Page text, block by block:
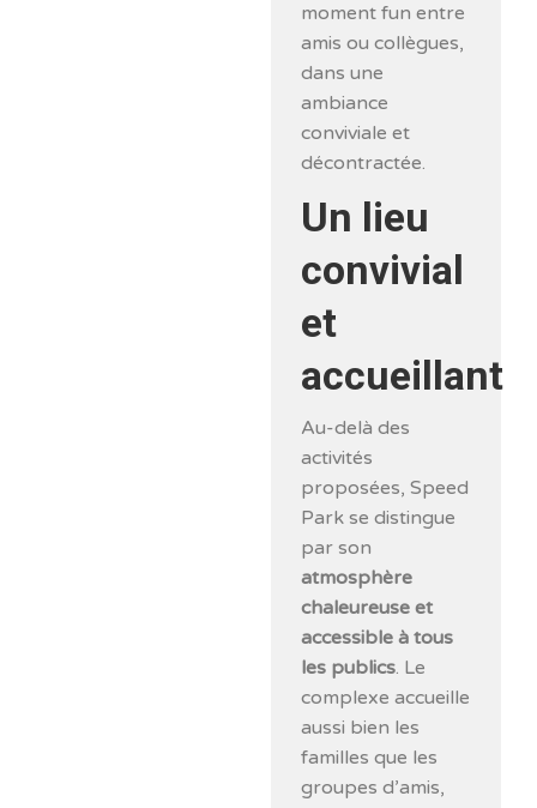
moment fun entre
amis ou collègues,
dans une
ambiance
conviviale et
décontractée.
Un lieu
convivial
et
accueillant
Au-delà des
activités
proposées, Speed
Park se distingue
par son
atmosphère
chaleureuse et
accessible à tous
les publics. Le
complexe accueille
aussi bien les
familles que les
groupes d’amis,